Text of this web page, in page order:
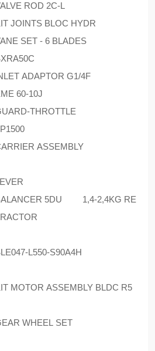
ROD 2C-L
JOINTS BLOC HYDR
SET - 6 BLADES
ADAPTOR G1/4F
60-10J
THROTTLE
ASSEMBLY
5DU 1,4-2,4KG RE
L550-S90A4H
MOTOR ASSEMBLY BLDC R5
WHEEL SET